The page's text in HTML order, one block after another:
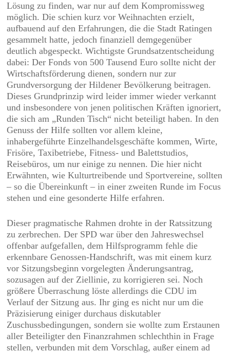
Lösung zu finden, war nur auf dem Kompromissweg
möglich. Die schien kurz vor Weihnachten erzielt,
aufbauend auf den Erfahrungen, die die Stadt Ratingen
gesammelt hatte, jedoch finanziell demgegenüber
deutlich abgespeckt. Wichtigste Grundsatzentscheidung
dabei: Der Fonds von 500 Tausend Euro sollte nicht der
Wirtschaftsförderung dienen, sondern nur zur
Grundversorgung der Hildener Bevölkerung beitragen.
Dieses Grundprinzip wird leider immer wieder verkannt
und insbesondere von jenen politischen Kräften ignoriert,
die sich am „Runden Tisch“ nicht beteiligt haben. In den
Genuss der Hilfe sollten vor allem kleine,
inhabergeführte Einzelhandelsgeschäfte kommen, Wirte,
Frisöre, Taxibetriebe, Fitness- und Balettstudios,
Reisebüros, um nur einige zu nennen. Die hier nicht
Erwähnten, wie Kulturtreibende und Sportvereine, sollten
– so die Übereinkunft – in einer zweiten Runde im Focus
stehen und eine gesonderte Hilfe erfahren.
Dieser pragmatische Rahmen drohte in der Ratssitzung
zu zerbrechen. Der SPD war über den Jahreswechsel
offenbar aufgefallen, dem Hilfsprogramm fehle die
erkennbare Genossen-Handschrift, was mit einem kurz
vor Sitzungsbeginn vorgelegten Änderungsantrag,
sozusagen auf der Ziellinie, zu korrigieren sei. Noch
größere Überraschung löste allerdings die CDU im
Verlauf der Sitzung aus. Ihr ging es nicht nur um die
Präzisierung einiger durchaus diskutabler
Zuschussbedingungen, sondern sie wollte zum Erstaunen
aller Beteiligter den Finanzrahmen schlechthin in Frage
stellen, verbunden mit dem Vorschlag, außer einem ad